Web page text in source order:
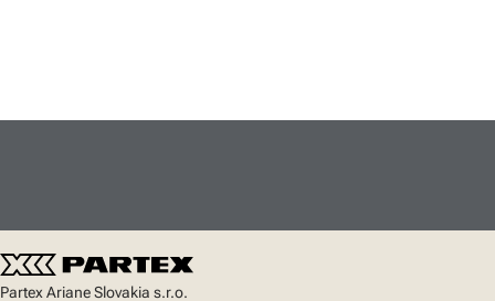
Partex Ariane Slovakia s.r.o.